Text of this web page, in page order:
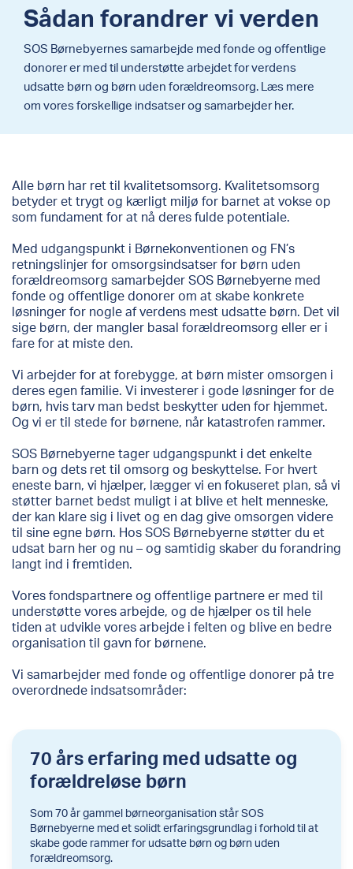
Sådan forandrer vi verden
SOS Børnebyernes samarbejde med fonde og offentlige
donorer er med til understøtte arbejdet for verdens
udsatte børn og børn uden forældreomsorg. Læs mere
om vores forskellige indsatser og samarbejder her.
Alle børn har ret til kvalitetsomsorg. Kvalitetsomsorg
betyder et trygt og kærligt miljø for barnet at vokse op
som fundament for at nå deres fulde potentiale.
Med udgangspunkt i Børnekonventionen og FN’s
retningslinjer for omsorgsindsatser for børn uden
forældreomsorg samarbejder SOS Børnebyerne med
fonde og offentlige donorer om at skabe konkrete
løsninger for nogle af verdens mest udsatte børn. Det vil
sige børn, der mangler basal forældreomsorg eller er i
fare for at miste den.
Vi arbejder for at forebygge, at børn mister omsorgen i
deres egen familie. Vi investerer i gode løsninger for de
børn, hvis tarv man bedst beskytter uden for hjemmet.
Og vi er til stede for børnene, når katastrofen rammer.
SOS Børnebyerne tager udgangspunkt i det enkelte
barn og dets ret til omsorg og beskyttelse. For hvert
eneste barn, vi hjælper, lægger vi en fokuseret plan, så vi
støtter barnet bedst muligt i at blive et helt menneske,
der kan klare sig i livet og en dag give omsorgen videre
til sine egne børn. Hos SOS Børnebyerne støtter du et
udsat barn her og nu – og samtidig skaber du forandring
langt ind i fremtiden.
Vores fondspartnere og offentlige partnere er med til
understøtte vores arbejde, og de hjælper os til hele
tiden at udvikle vores arbejde i felten og blive en bedre
organisation til gavn for børnene.
Vi samarbejder med fonde og offentlige donorer på tre
overordnede indsatsområder:
70 års erfaring med udsatte og
forældreløse børn
Som 70 år gammel børneorganisation står SOS
Børnebyerne med et solidt erfaringsgrundlag i forhold til at
skabe gode rammer for udsatte børn og børn uden
forældreomsorg.